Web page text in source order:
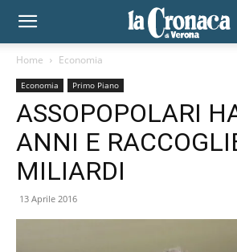
Home Economia
Economia Primo Piano
ASSOPOPOLARI
ANNI E
MILIARDI
13 Aprile 2016